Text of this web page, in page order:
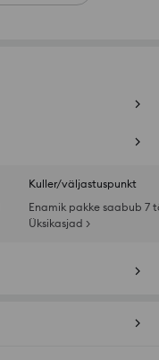
Kuller/väljastuspunkt
Enamik pakke saabub 7
Üksikasjad >